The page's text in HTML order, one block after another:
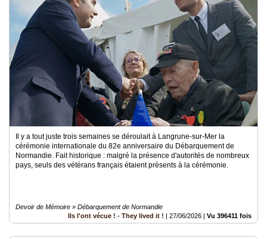
Il y a tout juste trois semaines se déroulait à Langrune-sur-Mer la
cérémonie internationale du 82e anniversaire du Débarquement de
Normandie. Fait historique : malgré la présence d'autorités de nombreux
pays, seuls des vétérans français étaient présents à la cérémonie.
Devoir de Mémoire » Débarquement de Normandie
Ils l'ont vécue ! - They lived it ! | 27/06/2026 | Vu 396411 fois